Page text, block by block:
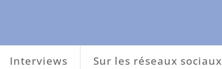
Interviews Sur les réseaux sociaux